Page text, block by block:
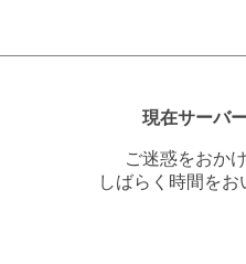
現在サーバ
ご迷惑をおか
しばらく時間を